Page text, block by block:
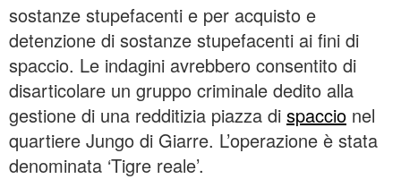
sostanze stupefacenti e per acquisto e
detenzione di sostanze stupefacenti ai fini di
spaccio. Le indagini avrebbero consentito di
disarticolare un gruppo criminale dedito alla
gestione di una redditizia piazza di spaccio nel
quartiere Jungo di Giarre. L’operazione è stata
denominata ‘Tigre reale’.